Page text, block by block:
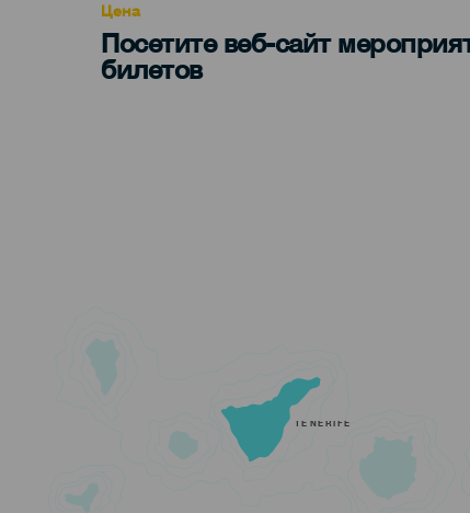
Цена
Посетите веб-сайт
билетов
TENERIFE